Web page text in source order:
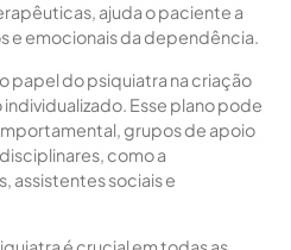
ajuda o paciente a
e emocionais da dependência.
papel do psiquiatra na criação
Esse plano pode
grupos de apoio
como a
assistentes sociais e